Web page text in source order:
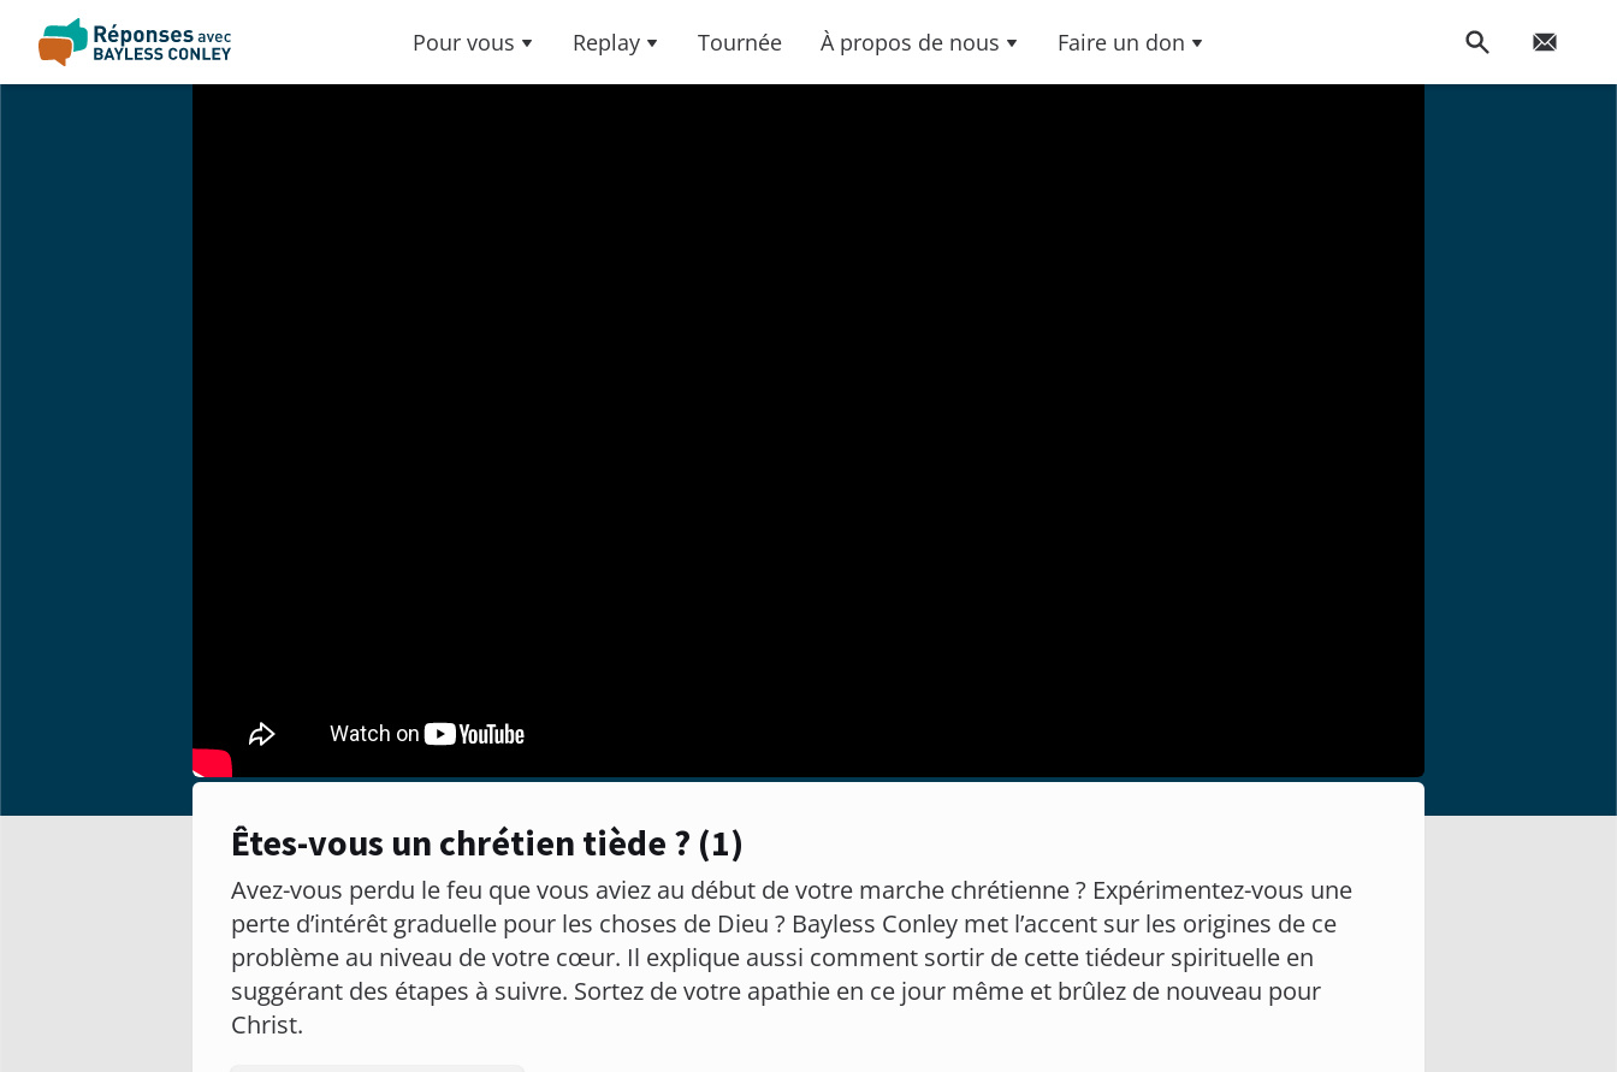
Pour vous Replay Tournée À propos de nous Faire un don
Êtes-vous un chrétien tiède ? (1)
Avez-vous perdu le feu que vous aviez au début de votre marche chrétienne ? Expérimentez-vous une
perte d’intérêt graduelle pour les choses de Dieu ? Bayless Conley met l’accent sur les origines de ce
problème au niveau de votre cœur. Il explique aussi comment sortir de cette tiédeur spirituelle en
suggérant des étapes à suivre. Sortez de votre apathie en ce jour même et brûlez de nouveau pour
Christ.